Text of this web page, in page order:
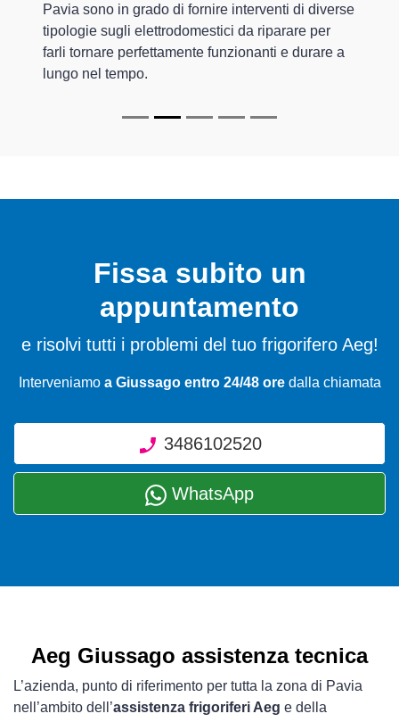
Pavia sono in grado di fornire interventi di diverse
tipologie sugli elettrodomestici da riparare per
farli tornare perfettamente funzionanti e durare a
lungo nel tempo.
Fissa subito un
appuntamento
e risolvi tutti i problemi del tuo frigorifero Aeg!
Interveniamo a Giussago entro 24/48 oredalla chiamata
3486102520
WhatsApp
Aeg Giussago assistenza tecnica
L’azienda, punto di riferimento per tutta la zona di Pavia
nell’ambito dell’assistenza frigoriferi Aeg e della